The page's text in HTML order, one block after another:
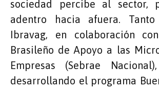
sociedad percibe al sector,
adentro hacia afuera.
Ibravag, en colaboración
Brasileño de Apoyo a las
Empresas (Sebrae
desarrollando el programa